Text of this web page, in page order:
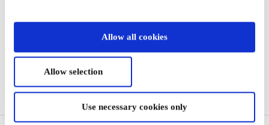
Allow all cookies
Allow selection
Use necessary cookies only